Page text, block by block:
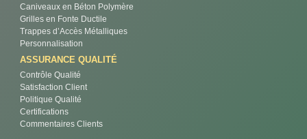
Caniveaux en Béton Polymère
Grilles en Fonte Ductile
Trappes d’Accès Métalliques
Personnalisation
ASSURANCE QUALITÉ
Contrôle Qualité
Satisfaction Client
Politique Qualité
Certifications
Commentaires Clients